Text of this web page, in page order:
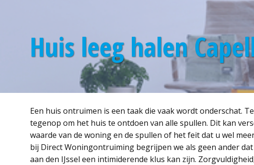
Huis leeg halen
Een huis ontruimen is een taak die vaak wordt onderschat.
tegenop om het huis te ontdoen van alle spullen. Dit kan
waarde van de woning en de spullen of het feit dat u wel
bij Direct Woningontruiming begrijpen we als geen ander
aan den IJssel een intimiderende klus kan zijn.